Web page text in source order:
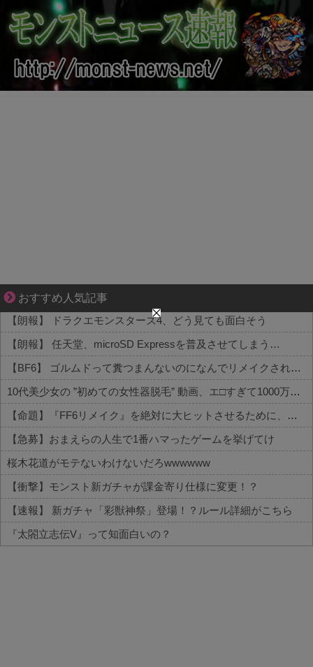
おすすめ人気記事
ぜんぶ私が中心、そう思った瞬間から歪み出す
【朗報】 ドラクエモンスターズ4、どう見ても面白そう
【朗報】 任天堂、microSD Expressを普及させてしまう…
【BF6】 ゴルムドって糞つまんないのになんでリメイクされたの？
10代美少女の ”初めての女性器脱毛” 動画、エ□すぎて1000万再生される・・・
【命題】『FF6リメイク』を絶対に大ヒットさせるために、付け加えるべき要素
【急募】おまえらの人生で1番ハマったゲームを挙げてけ
桜木花道がモテないわけないだろwwwwww
【衝撃】モンスト新ガチャが課金寄り仕様に変更！？
【速報】 新ガチャ「彩獣神祭」登場！？ルール詳細がこちら
『太閤立志伝V』って知面白いの？